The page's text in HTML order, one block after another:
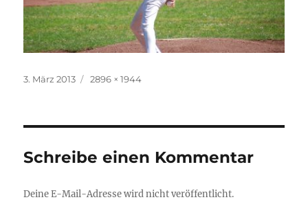
Veröffentlicht
3. März 2013 Originalgröße
2896 × 1944
Schreibe einen Kommentar
Deine E-Mail-Adresse wird nicht veröffentlicht.